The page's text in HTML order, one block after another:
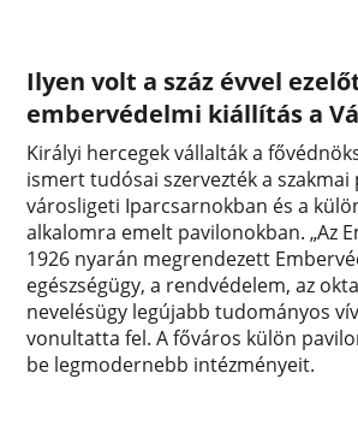
Ilyen volt a száz évvel
embervédelmi kiállítás a
Királyi hercegek vállalták a
ismert tudósai szervezték a
városligeti Iparcsarnokban és a
alkalomra emelt pavilonokban. „Az
1926 nyarán megrendezett
egészségügy, a rendvédelem, az
nevelésügy legújabb tudományos
vonultatta fel. A főváros külön
be legmodernebb intézményeit.